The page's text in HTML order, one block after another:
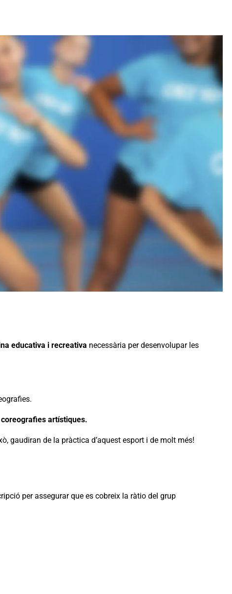
educativa i recreativa necessària per desenvolupar les
artístiques.
gaudiran de la pràctica d’aquest esport i de molt més!
per assegurar que es cobreix la ràtio del grup